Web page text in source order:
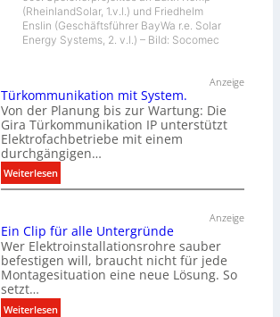
(RheinlandSolar, 1.v.l.) und Friedhelm
Enslin (Geschäftsführer BayWa r.e. Solar
Energy Systems, 2. v.l.) – Bild: Socomec
Anzeige
Türkommunikation mit System.
Von der Planung bis zur Wartung: Die
Gira Türkommunikation IP unterstützt
Elektrofachbetriebe mit einem
durchgängigen…
Weiterlesen:
T
r
k
o
m
u
Anzeige
Ein Clip für alle Untergründe
Wer Elektroinstallationsrohre sauber
befestigen will, braucht nicht für jede
Montagesituation eine neue Lösung. So
setzt…
Weiterlesen: